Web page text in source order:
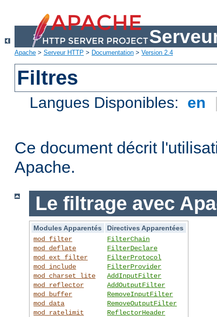
Apache > Serveur HTTP > Documentation > Version 2.4
Filtres
Langues Disponibles: en
Ce document décrit
Apache.
Le filtrage avec
Modules Apparentés
Directives Apparentées
mod_filter
mod_deflate
mod_ext_filter
mod_include
mod_charset_lite
mod_reflector
mod_buffer
mod_data
mod_ratelimit
FilterChain
FilterDeclare
FilterProtocol
FilterProvider
AddInputFilter
AddOutputFilter
RemoveInputFilter
RemoveOutputFilter
ReflectorHeader